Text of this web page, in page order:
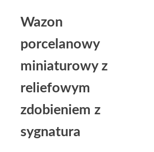
Wazon
porcelanowy
miniaturowy z
reliefowym
zdobieniem z
sygnatura